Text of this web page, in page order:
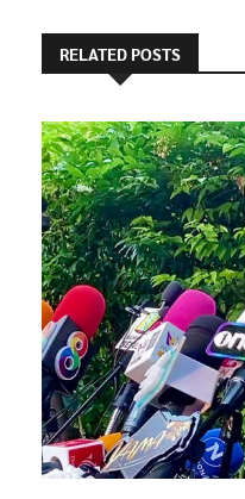
RELATED POSTS